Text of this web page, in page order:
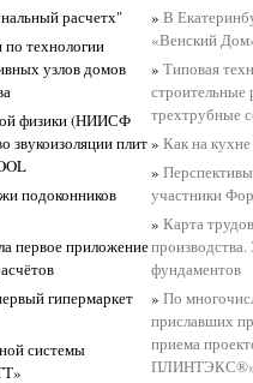
расчетх"
технологии
узлов домов
физики (НИИСФ
звукоизоляции плит
подоконников
первое приложение
гипермаркет
системы
»В
«Венский
»Типовая
строительные
трехтрубные
»Как на
»
участники
»Карта
фундаментов
»По
приславших
приема